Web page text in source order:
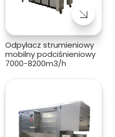
Odpylacz strumieniowy
mobilny podciśnieniowy
7000-8200m3/h